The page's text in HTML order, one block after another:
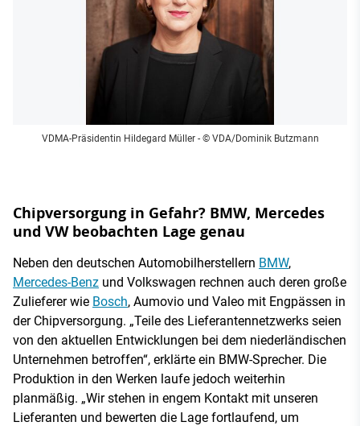
VDMA-Präsidentin Hildegard Müller- © VDA/Dominik Butzmann
Chipversorgung in Gefahr? BMW, Mercedes
und VW beobachten Lage genau
Neben den deutschen Automobilherstellern BMW,
Mercedes-Benz und Volkswagen rechnen auch deren große
Zulieferer wie Bosch, Aumovio und Valeo mit Engpässen in
der Chipversorgung. „Teile des Lieferantennetzwerks seien
von den aktuellen Entwicklungen bei dem niederländischen
Unternehmen betroffen“, erklärte ein BMW-Sprecher. Die
Produktion in den Werken laufe jedoch weiterhin
planmäßig. „Wir stehen in engem Kontakt mit unseren
Lieferanten und bewerten die Lage fortlaufend, um